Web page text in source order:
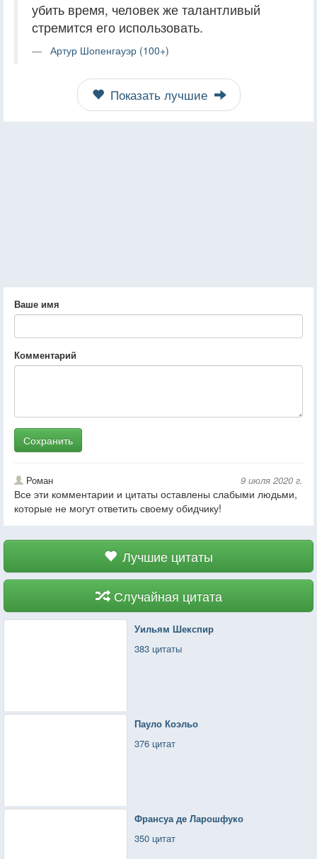
убить время, человек же талантливый
стремится его использовать.
Артур Шопенгауэр (100+)
Показать лучшие
Ваше имя
Комментарий
Сохранить
Роман 9 июля 2020 г.
Все эти комментарии и цитаты оставлены слабыми людьми,
которые не могут ответить своему обидчику!
Лучшие цитаты
Случайная цитата
Уильям Шекспир
383 цитаты
Пауло Коэльо
376 цитат
Франсуа де Ларошфуко
350 цитат